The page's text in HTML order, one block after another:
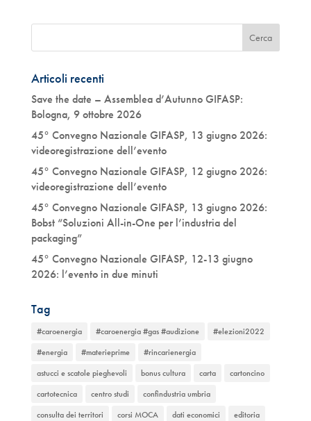
Articoli recenti
Save the date – Assemblea d’Autunno GIFASP:
Bologna, 9 ottobre 2026
45° Convegno Nazionale GIFASP, 13 giugno 2026:
videoregistrazione dell’evento
45° Convegno Nazionale GIFASP, 12 giugno 2026:
videoregistrazione dell’evento
45° Convegno Nazionale GIFASP, 13 giugno 2026:
Bobst “Soluzioni All-in-One per l’industria del
packaging”
45° Convegno Nazionale GIFASP, 12-13 giugno
2026: l’evento in due minuti
Tag
#caroenergia #caroenergia #gas #audizione
#elezioni2022
#energia
#materieprime
#rincarienergia
astucci e scatole pieghevoli
bonus cultura carta
cartoncino
cartotecnica
centro studi
confindustria umbria
consulta dei territori
corsi MOCA dati economici
editoria